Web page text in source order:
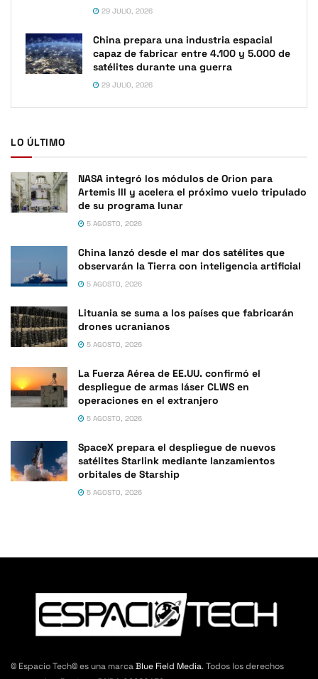
29 JULIO, 2026
China prepara una industria espacial
capaz de fabricar entre 4.100 y 5.000 de
satélites durante una guerra
29 JULIO, 2026
LO ÚLTIMO
NASA integró los módulos de Orion para
Artemis III y acelera el próximo vuelo tripulado
de su programa lunar
5 AGOSTO, 2026
China lanzó desde el mar dos satélites que
observarán la Tierra con inteligencia artificial
5 AGOSTO, 2026
Lituania se suma a los países que fabricarán
drones ucranianos
5 AGOSTO, 2026
La Fuerza Aérea de EE.UU. confirmó el
despliegue de armas láser CLWS en
operaciones en el extranjero
5 AGOSTO, 2026
SpaceX prepara el despliegue de nuevos
satélites Starlink mediante lanzamientos
orbitales de Starship
5 AGOSTO, 2026
© Espacio Tech© es una marcaBlue Field Media. Todos los derechos